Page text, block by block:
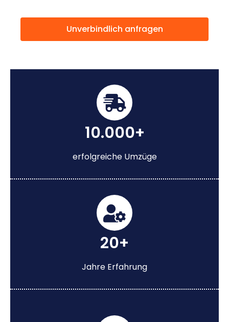
Unverbindlich anfragen
10.000+
erfolgreiche Umzüge
20+
Jahre Erfahrung